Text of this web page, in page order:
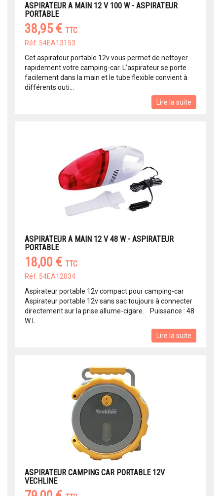
ASPIRATEUR A MAIN 12 V 100 W - ASPIRATEUR
PORTABLE
38,95 € TTC
Réf: 54EA13153
Cet aspirateur portable 12v vous permet de nettoyer
rapidement votre camping-car. L’aspirateur se porte
facilement dans la main et le tube flexible convient à
différents outi...
Lire la suite
ASPIRATEUR A MAIN 12 V 48 W - ASPIRATEUR
PORTABLE
18,00 € TTC
Réf: 54EA12034
Aspirateur portable 12v compact pour camping-car
Aspirateur portable 12v sans sac toujours à connecter
directement sur la prise allume-cigare. Puissance : 48
W L...
Lire la suite
ASPIRATEUR CAMPING CAR PORTABLE 12V
VECHLINE